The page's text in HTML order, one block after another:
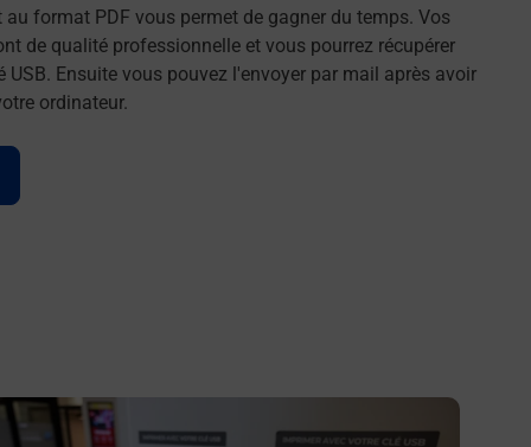
format PDF vous permet de gagner du temps. Vos
de qualité professionnelle et vous pourrez récupérer
Ensuite vous pouvez l'envoyer par mail après avoir
ordinateur.
savoir plus